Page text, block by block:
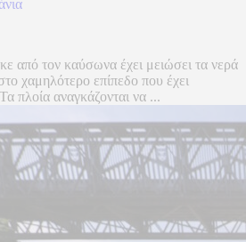
από τον καύσωνα έχει μειώσει τα νερά
χαμηλότερο επίπεδο που έχει
πλοία αναγκάζονται να ...